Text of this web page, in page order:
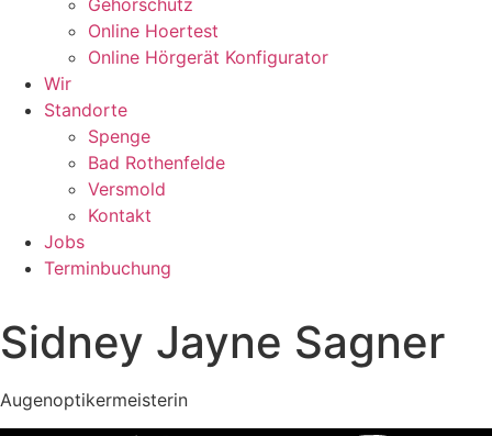
Gehörschutz
Online Hoertest
Online Hörgerät Konfigurator
Wir
Standorte
Spenge
Bad Rothenfelde
Versmold
Kontakt
Jobs
Terminbuchung
Sidney Jayne Sagner
Augenoptikermeisterin